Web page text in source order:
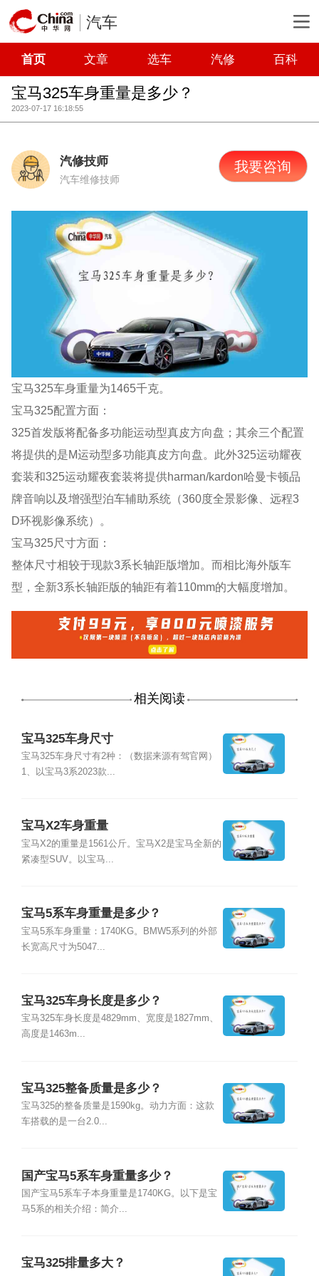
汽车
首页 文章 选车 汽修 百科
宝马325车身重量是多少？
2023-07-17 16:18:55
汽修技师
汽车维修技师
我要咨询
宝马325车身重量为1465千克。
宝马325配置方面：
325首发版将配备多功能运动型真皮方向盘；其余三个配置
将提供的是M运动型多功能真皮方向盘。此外325运动耀夜
套装和325运动耀夜套装将提供harman/kardon哈曼卡顿品
牌音响以及增强型泊车辅助系统（360度全景影像、远程3
D环视影像系统）。
宝马325尺寸方面：
整体尺寸相较于现款3系长轴距版增加。而相比海外版车
型，全新3系长轴距版的轴距有着110mm的大幅度增加。
相关阅读
宝马325车身尺寸
宝马325车身尺寸有2种：（数据来源有驾官网）
1、以宝马3系2023款...
宝马X2车身重量
宝马X2的重量是1561公斤。宝马X2是宝马全新的
紧凑型SUV。以宝马...
宝马5系车身重量是多少？
宝马5系车身重量：1740KG。BMW5系列的外部
长宽高尺寸为5047...
宝马325车身长度是多少？
宝马325车身长度是4829mm、宽度是1827mm、
高度是1463m...
宝马325整备质量是多少？
宝马325的整备质量是1590kg。动力方面：这款
车搭载的是一台2.0...
国产宝马5系车身重量多少？
国产宝马5系车子本身重量是1740KG。以下是宝
马5系的相关介绍：简介...
宝马325排量多大？